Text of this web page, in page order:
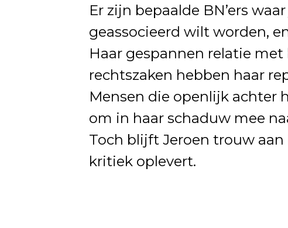
Er zijn bepaalde BN’ers
geassocieerd wilt worden,
Haar gespannen relatie
rechtszaken hebben haar
Mensen die openlijk achter
om in haar schaduw mee
Toch blijft Jeroen trouw
kritiek oplevert.